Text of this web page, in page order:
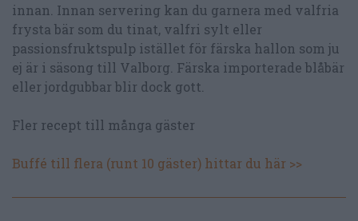
innan. Innan servering kan du garnera med valfria
frysta bär som du tinat, valfri sylt eller
passionsfruktspulp istället för färska hallon som ju
ej är i säsong till Valborg. Färska importerade blåbär
eller jordgubbar blir dock gott.
Fler recept till många gäster
Buffé till flera (runt 10 gäster) hittar du här >>